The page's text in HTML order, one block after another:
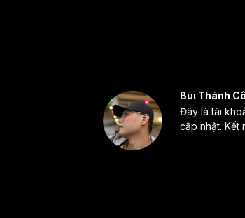
Bùi Thành
Đây là tài
cập nhật. Kết